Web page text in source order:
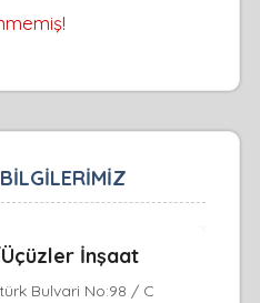
İnşaat
Bulvari No:98 / C